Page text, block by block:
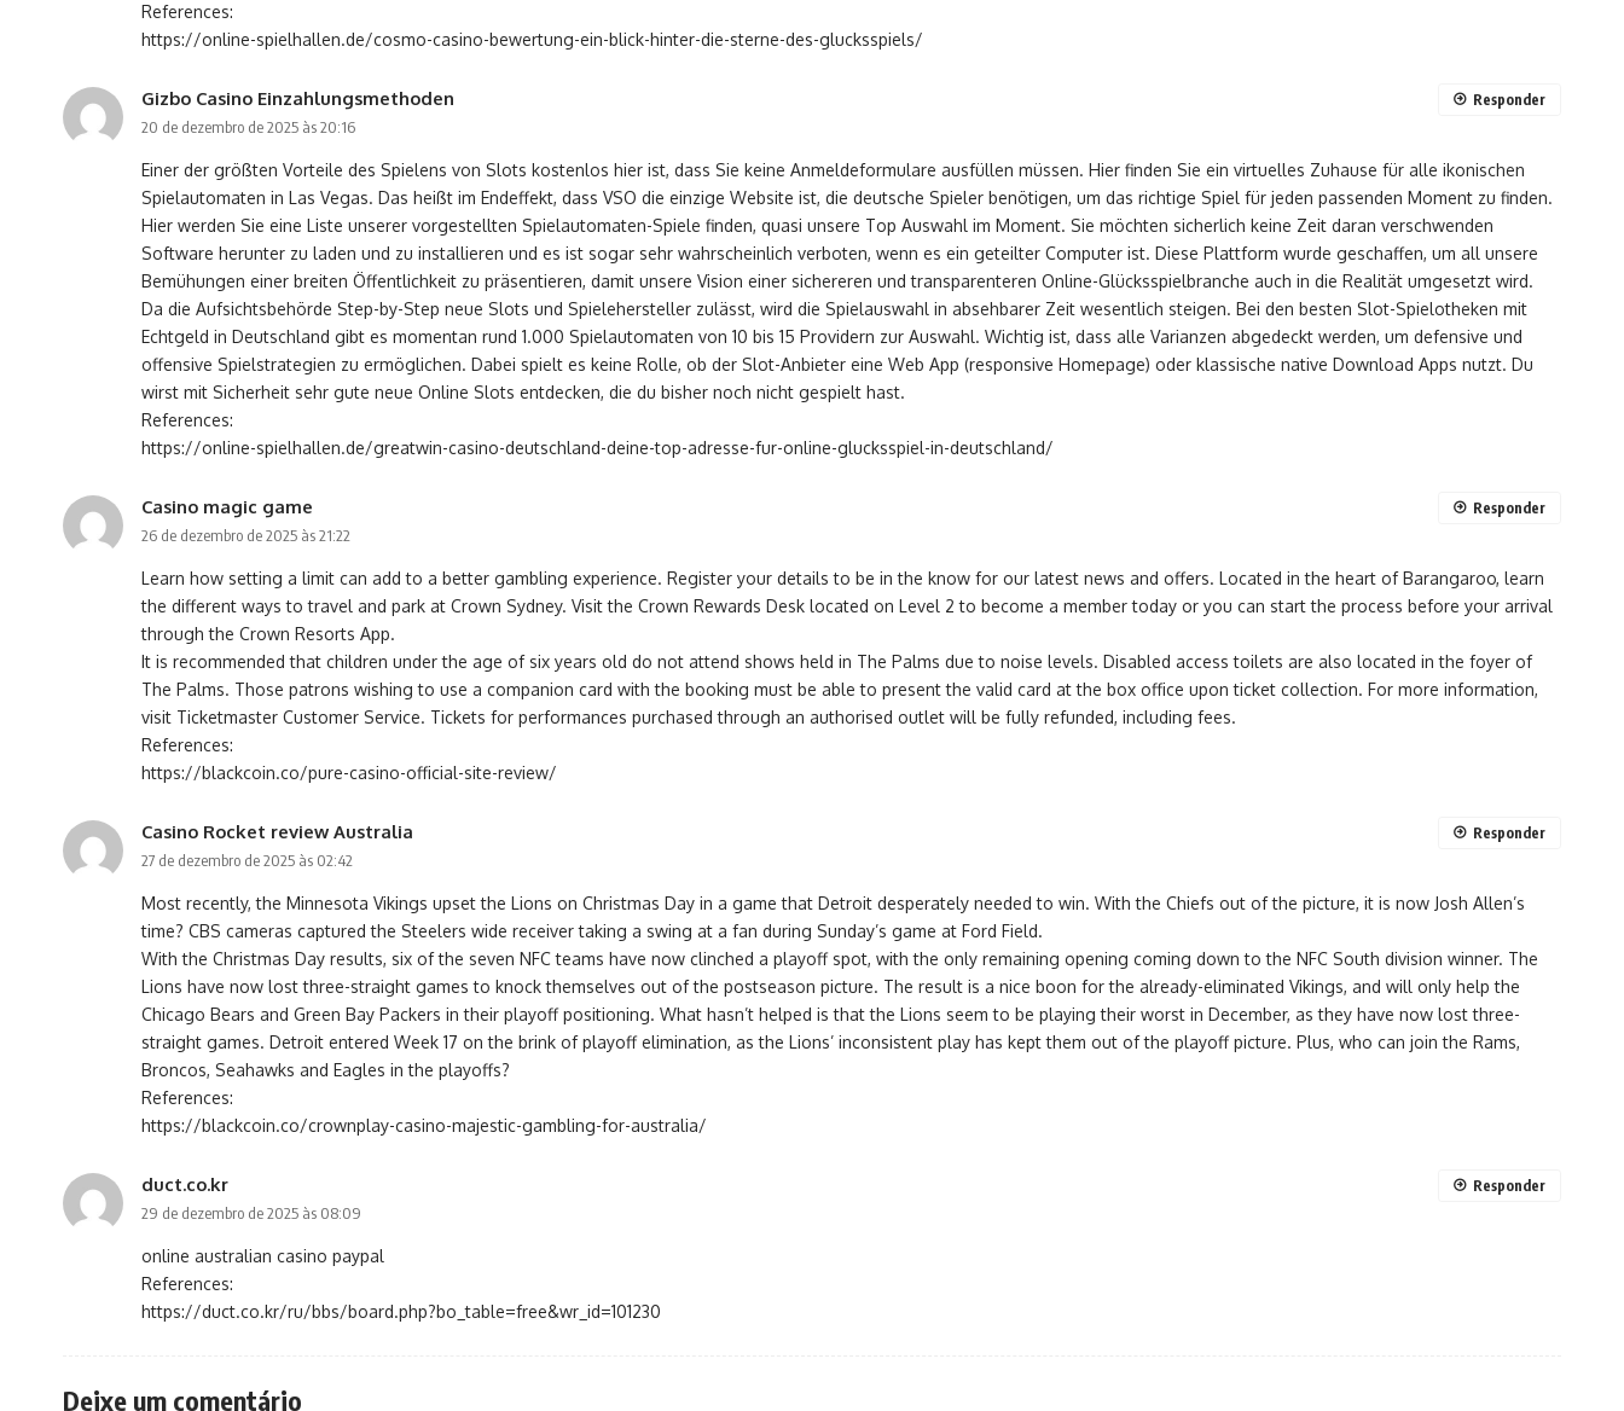
References:
https://online-spielhallen.de/cosmo-casino-bewertung-ein-blick-hinter-die-sterne-des-glucksspiels/
Gizbo Casino Einzahlungsmethoden
20 de dezembro de 2025 às 20:16
Einer der größten Vorteile des Spielens von Slots kostenlos hier ist, dass Sie keine Anmeldeformulare ausfüllen müssen. Hier finden Sie ein virtuelles Zuhause für alle ikonischen
Spielautomaten in Las Vegas. Das heißt im Endeffekt, dass VSO die einzige Website ist, die deutsche Spieler benötigen, um das richtige Spiel für jeden passenden Moment zu finden.
Hier werden Sie eine Liste unserer vorgestellten Spielautomaten-Spiele finden, quasi unsere Top Auswahl im Moment. Sie möchten sicherlich keine Zeit daran verschwenden
Software herunter zu laden und zu installieren und es ist sogar sehr wahrscheinlich verboten, wenn es ein geteilter Computer ist. Diese Plattform wurde geschaffen, um all unsere
Bemühungen einer breiten Öffentlichkeit zu präsentieren, damit unsere Vision einer sichereren und transparenteren Online-Glücksspielbranche auch in die Realität umgesetzt wird.
Da die Aufsichtsbehörde Step-by-Step neue Slots und Spielehersteller zulässt, wird die Spielauswahl in absehbarer Zeit wesentlich steigen. Bei den besten Slot-Spielotheken mit
Echtgeld in Deutschland gibt es momentan rund 1.000 Spielautomaten von 10 bis 15 Providern zur Auswahl. Wichtig ist, dass alle Varianzen abgedeckt werden, um defensive und
offensive Spielstrategien zu ermöglichen. Dabei spielt es keine Rolle, ob der Slot-Anbieter eine Web App (responsive Homepage) oder klassische native Download Apps nutzt. Du
wirst mit Sicherheit sehr gute neue Online Slots entdecken, die du bisher noch nicht gespielt hast.
References:
https://online-spielhallen.de/greatwin-casino-deutschland-deine-top-adresse-fur-online-glucksspiel-in-deutschland/
Responder
Casino magic game
26 de dezembro de 2025 às 21:22
Learn how setting a limit can add to a better gambling experience. Register your details to be in the know for our latest news and offers. Located in the heart of Barangaroo, learn
the different ways to travel and park at Crown Sydney. Visit the Crown Rewards Desk located on Level 2 to become a member today or you can start the process before your arrival
through the Crown Resorts App.
It is recommended that children under the age of six years old do not attend shows held in The Palms due to noise levels. Disabled access toilets are also located in the foyer of
The Palms. Those patrons wishing to use a companion card with the booking must be able to present the valid card at the box office upon ticket collection. For more information,
visit Ticketmaster Customer Service. Tickets for performances purchased through an authorised outlet will be fully refunded, including fees.
References:
https://blackcoin.co/pure-casino-official-site-review/
Responder
Casino Rocket review Australia
27 de dezembro de 2025 às 02:42
Most recently, the Minnesota Vikings upset the Lions on Christmas Day in a game that Detroit desperately needed to win. With the Chiefs out of the picture, it is now Josh Allen’s
time? CBS cameras captured the Steelers wide receiver taking a swing at a fan during Sunday’s game at Ford Field.
With the Christmas Day results, six of the seven NFC teams have now clinched a playoff spot, with the only remaining opening coming down to the NFC South division winner. The
Lions have now lost three-straight games to knock themselves out of the postseason picture. The result is a nice boon for the already-eliminated Vikings, and will only help the
Chicago Bears and Green Bay Packers in their playoff positioning. What hasn’t helped is that the Lions seem to be playing their worst in December, as they have now lost three-
straight games. Detroit entered Week 17 on the brink of playoff elimination, as the Lions’ inconsistent play has kept them out of the playoff picture. Plus, who can join the Rams,
Broncos, Seahawks and Eagles in the playoffs?
References:
https://blackcoin.co/crownplay-casino-majestic-gambling-for-australia/
Responder
duct.co.kr
29 de dezembro de 2025 às 08:09
online australian casino paypal
References:
https://duct.co.kr/ru/bbs/board.php?bo_table=free&wr_id=101230
Responder
Deixe um comentário